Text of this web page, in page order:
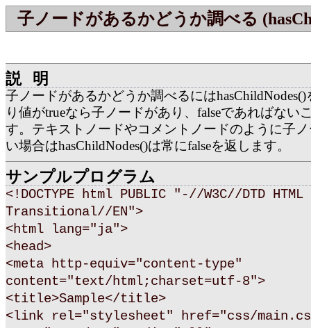
子ノードがあるかどうか調べる
説明
子ノードがあるかどうか調べるには
り値がtrueなら子ノードがあり、falseであればない
す。テキストノードやコメントノードのように子
い場合はhasChildNodes()は常にfalseを返します。
サンプルプログラム
<!DOCTYPE html PUBLIC "-//W3C//DTD
Transitional//EN">
<html lang="ja">
<head>
<meta http-equiv="content-type"
content="text/html;charset=utf-8">
<title>Sample</title>
<link rel="stylesheet" href="css/